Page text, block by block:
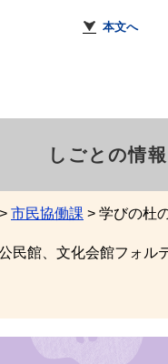
本文へ
しごとの情報
> 市民協働課 > 学びの杜
民館、文化会館フォル